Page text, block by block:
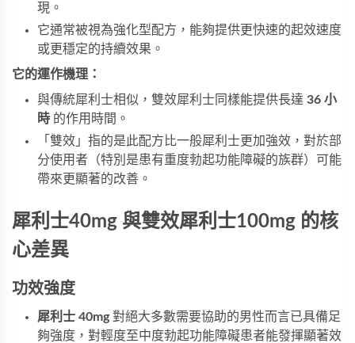
現。
它通常被視為強化型配方，能夠提供更快速的起效速度
或更穩定的持續效果。
它的運作機理：
與傳統犀利士相似，雙效犀利士同樣能提供長達 36 小
時 的作用時間。
「雙效」指的是此配方比一般犀利士更加強效，對於部
分使用者（特別是患有重度勃起功能障礙的族群）可能
帶來更顯著的改善。
犀利士40mg 與雙效犀利士100mg 的核
心差異
功效強度
犀利士 40mg對絕大多數需要協助的男性而言已具備足
夠強度，對輕度至中度勃起功能障礙患者能發揮顯著效